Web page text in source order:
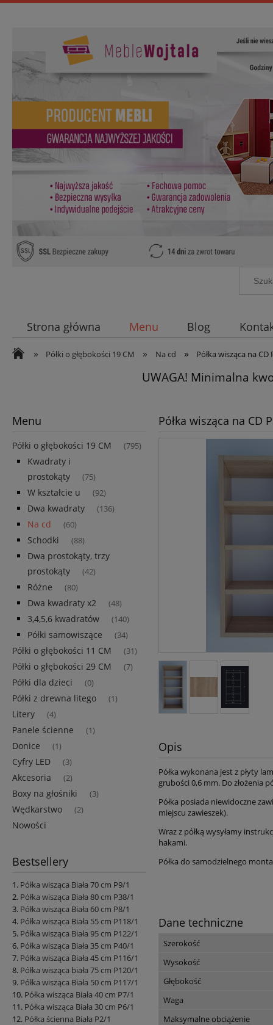
Strona główna Menu Blog
» Półki o głębokości 19 CM » Na cd » Półka wisząca na
UWAGA! Minimalna
Menu
Półki o głębokości 19 CM (795)
Kwadraty i
prostokąty
(75)
W kształcie u (92)
Dwa kwadraty (136)
Na cd (60)
Schodki (88)
Dwa prostokąty, trzy
prostokąty
(42)
Różne (80)
Dwa kwadraty x2 (48)
3,4,5,6 kwadratów (140)
Półki samowiszące (34)
Półki o głębokości 11 CM (31)
Półki o głębokości 29 CM (7)
Półki dla dzieci (0)
Półki z drewna litego (1)
Litery (4)
Panele ścienne (1)
Donice (1)
Cyfry LED (3)
Akcesoria (2)
Boxy na głośniki (3)
Wędkarstwo (2)
Nowości
Bestsellery
Półka wisząca Biała 70 cm P9/1
Półka wisząca Biała 80 cm P38/1
Półka wisząca Biała 60 cm P8/1
Półka wisząca Biała 55 cm P118/1
Półka wisząca Biała 95 cm P122/1
Półka wisząca Biała 35 cm P40/1
Półka wisząca Biała 45 cm P116/1
Półka wisząca biała 75 cm P120/1
Półka wisząca Biała 50 cm P117/1
Półka wisząca Biała 40 cm P7/1
Półka wisząca Biała 30 cm P6/1
Półka ścienna Biała P2/1
Półka wisząca na CD
Opis
Półka wykonana jest z płyty
grubości 0,6 mm. Do złożenia
Półka posiada niewidoczne
miejscu zawieszek).
Wraz z półką wysyłamy
hakami.
Półka do samodzielnego
Dane techniczne
Szerokość
Wysokość
Głębokość
Waga
Maksymalne obciążenie